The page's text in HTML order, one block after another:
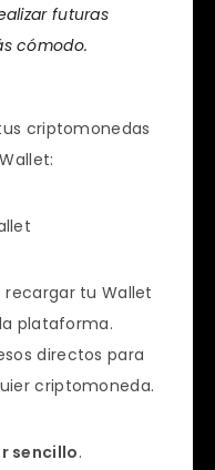
futuras
cómodo.
criptomonedas
recargar tu Wallet
plataforma.
directos para
criptomoneda.
sencillo.